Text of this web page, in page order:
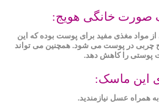
صورت خانگی هویج:
مواد مغذی مفید برای پوست بوده که این
چربی در پوست می شود. همچنین می تواند
پوستی را کاهش دهد.
ی این ماسک:
همراه عسل نیازمندید.